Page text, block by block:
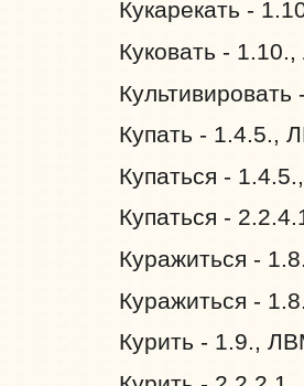
Кукарекать -
Куковать -
Купать - 1.4.5.,
Купаться -
Купаться -
Куражиться -
Куражиться -
Курить - 1.9.,